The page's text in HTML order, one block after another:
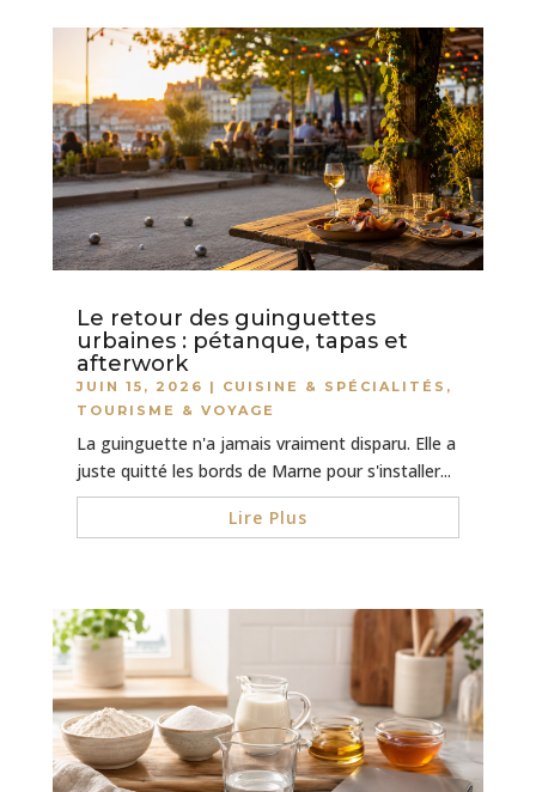
Le retour des guinguettes
urbaines : pétanque, tapas et
afterwork
JUIN 15, 2026 | CUISINE & SPÉCIALITÉS ,
TOURISME & VOYAGE
La guinguette n'a jamais vraiment disparu. Elle a
juste quitté les bords de Marne pour s'installer...
Lire Plus